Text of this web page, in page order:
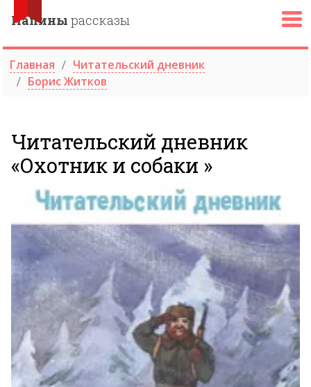
Папины рассказы
Главная
Читательский дневник
Борис Житков
Читательский дневник
«Охотник и собаки »